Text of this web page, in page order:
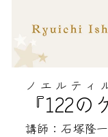
ノエルティ
『122
講師：石塚隆一